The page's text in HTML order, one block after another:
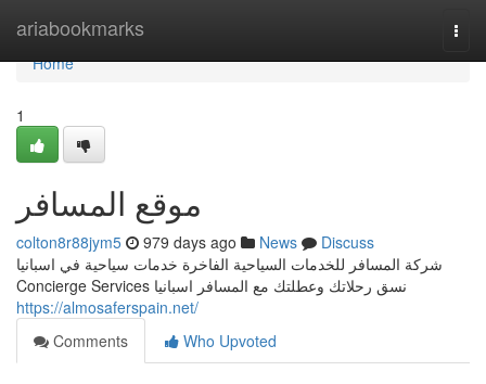
ariabookmarks
Home
Home
1
موقع المسافر
colton8r88jym5 979 days ago News
Discuss
شركة المسافر للخدمات السياحية الفاخرة خدمات سياحية في اسبانيا
Concierge Services نسق رحلاتك وعطلتك مع المسافر اسبانيا
https://almosaferspain.net/
Comments
Who Upvoted